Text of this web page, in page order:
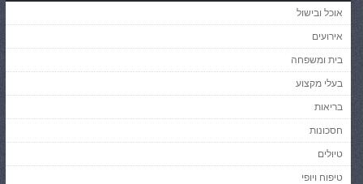
אוכל ובישול
אירועים
בית ומשפחה
בעלי מקצוע
בריאות
חסכונות
טיולים
טיפוח ויופי